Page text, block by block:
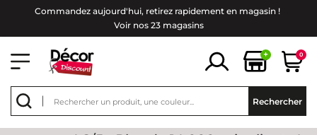
Commandez aujourd'hui, retirez rapidement en magasin !
Voir nos 23 magasins
+ 0
Rechercher